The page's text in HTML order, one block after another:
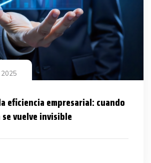
2025
eficiencia empresarial: cuando
vuelve invisible